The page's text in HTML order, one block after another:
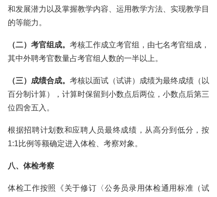
和发展潜力以及掌握教学内容、运用教学方法、实现教学目
的等能力。
（二）考官组成。 考核工作成立考官组，由七名考官组成，
其中外聘考官数量占考官组人数的一半以上。
（三）成绩合成。 考核以面试（试讲）成绩为最终成绩（以
百分制计算），计算时保留到小数点后两位，小数点后第三
位四舍五入。
根据招聘计划数和应聘人员最终成绩，从高分到低分，按
1:1比例等额确定进入体检、考察对象。
八、体检考察
体检工作按照《关于修订〈公务员录用体检通用标准（试